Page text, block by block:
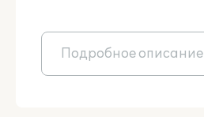
Подробное описание